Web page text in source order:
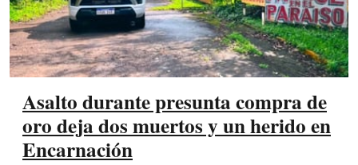
Asalto durante presunta compra de
oro deja dos muertos y un herido en
Encarnación